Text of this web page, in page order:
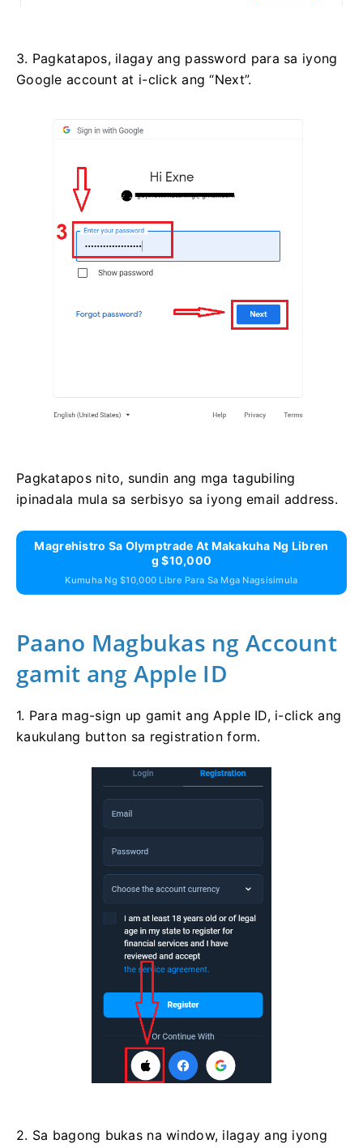
3. Pagkatapos, ilagay ang password para sa iyong
Google account at i-click ang “Next”.
Pagkatapos nito, sundin ang mga tagubiling
ipinadala mula sa serbisyo sa iyong email address.
Magrehistro Sa Olymptrade At Makakuha Ng Libren
G $10,000
Kumuha Ng $10,000 Libre Para Sa Mga Nagsisimula
Paano Magbukas ng Account
gamit ang Apple ID
1. Para mag-sign up gamit ang Apple ID, i-click ang
kaukulang button sa registration form.
2. Sa bagong bukas na window, ilagay ang iyong